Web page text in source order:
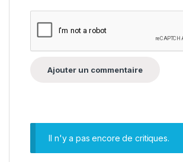
Il n'y a pas encore de critiques.